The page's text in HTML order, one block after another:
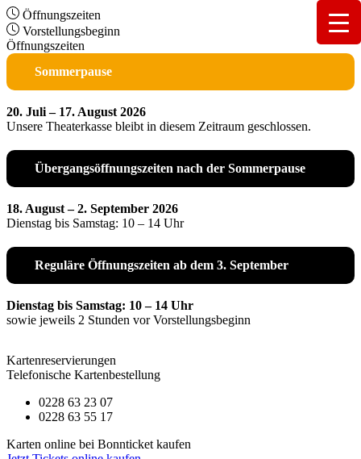
Öffnungszeiten
Vorstellungsbeginn
Öffnungszeiten
Sommerpause
20. Juli – 17. August 2026
Unsere Theaterkasse bleibt in diesem Zeitraum geschlossen.
Übergangsöffnungszeiten nach der Sommerpause
18. August – 2. September 2026
Dienstag bis Samstag: 10 – 14 Uhr
Reguläre Öffnungszeiten ab dem 3. September
Dienstag bis Samstag: 10 – 14 Uhr
sowie jeweils 2 Stunden vor Vorstellungsbeginn
Kartenreservierungen
Telefonische Kartenbestellung
0228 63 23 07
0228 63 55 17
Karten online bei Bonnticket kaufen